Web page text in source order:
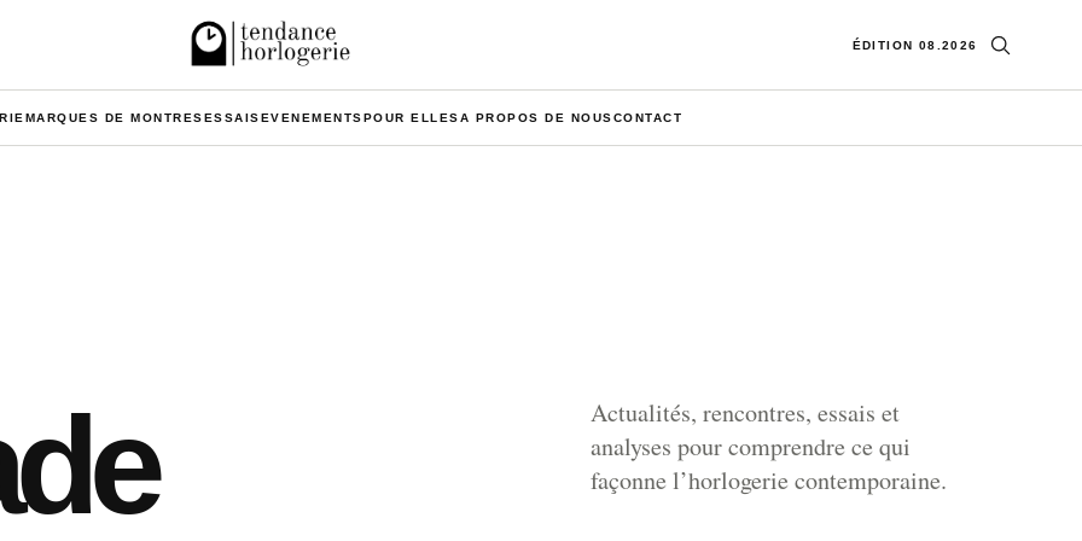
ÉDITION 08.2026 Ouvrir la
MARQUES DE MONTRESESSAISEVENEMENTSPOUR ELLESA PROPOS DE NOUSCONTACT
Actualités, rencontres, essais et
analyses pour comprendre ce qui
façonne l’horlogerie contemporaine.